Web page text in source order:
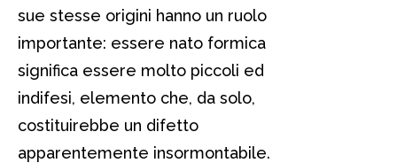
sue stesse origini hanno un ruolo
importante: essere nato formica
significa essere molto piccoli ed
indifesi, elemento che, da solo,
costituirebbe un difetto
apparentemente insormontabile.